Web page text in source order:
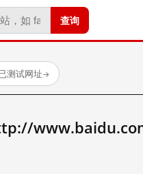
查询
测试网址→